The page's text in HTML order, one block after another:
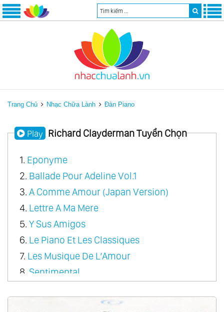
Trang Chủ Nhạc Chữa Lành Đàn Piano
Play Richard Clayderman Tuyển Chọn
1. Eponyme
2. Ballade Pour Adeline Vol.1
3. A Comme Amour (Japan Version)
4. Lettre A Ma Mere
5. Y Sus Amigos
6. Le Piano Et Les Classiques
7. Les Musique De L’Amour
8. Sentimental